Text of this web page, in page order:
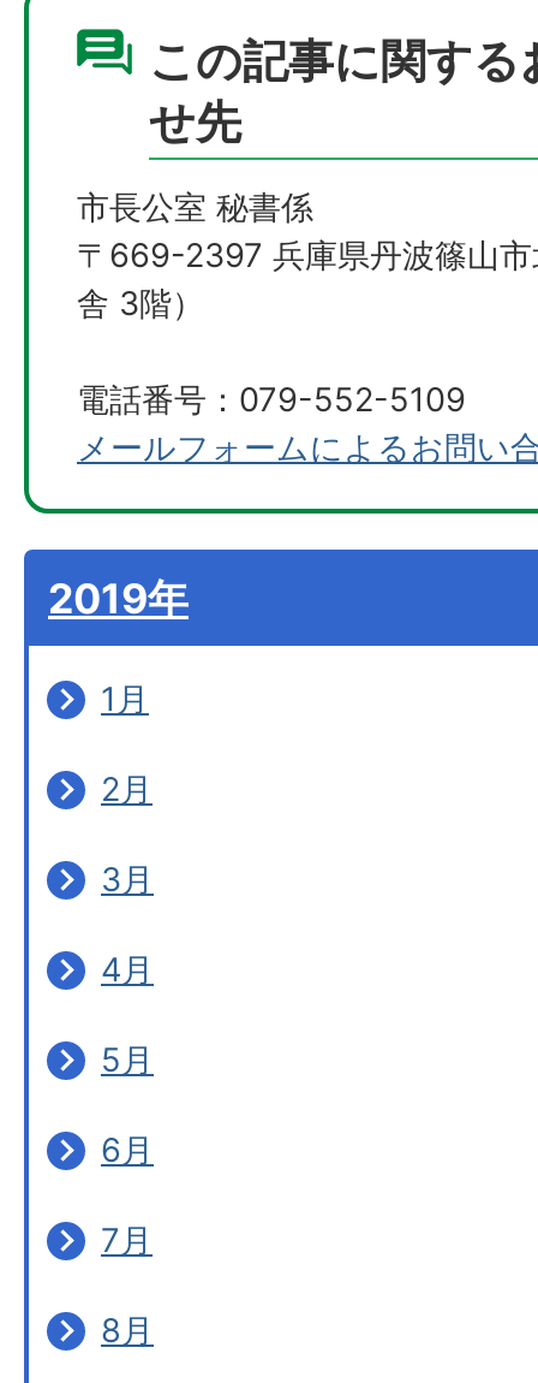
この記事に関する
せ先
市長公室 秘書係
〒669-2397 兵庫県丹波篠山
舎 3階）
電話番号：079-552-5109
メールフォームによるお問い
2019年
1月
2月
3月
4月
5月
6月
7月
8月